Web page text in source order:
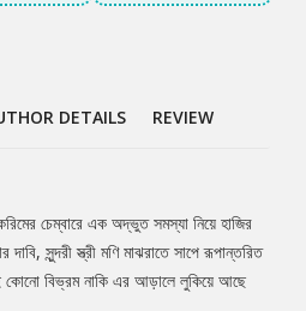
DETAILS REVIEW
চেম্বারে এক অদ্ভুত সমস্যা নিয়ে হাজির
সুন্দরী স্ত্রী মণি মাঝরাতে সাপে রূপান্তরিত
কোনো বিভ্রম নাকি এর আড়ালে লুকিয়ে আছে